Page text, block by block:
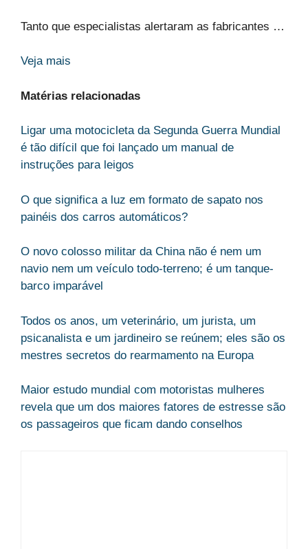
Tanto que especialistas alertaram as fabricantes …
Veja mais
Matérias relacionadas
Ligar uma motocicleta da Segunda Guerra Mundial
é tão difícil que foi lançado um manual de
instruções para leigos
O que significa a luz em formato de sapato nos
painéis dos carros automáticos?
O novo colosso militar da China não é nem um
navio nem um veículo todo-terreno; é um tanque-
barco imparável
Todos os anos, um veterinário, um jurista, um
psicanalista e um jardineiro se reúnem; eles são os
mestres secretos do rearmamento na Europa
Maior estudo mundial com motoristas mulheres
revela que um dos maiores fatores de estresse são
os passageiros que ficam dando conselhos